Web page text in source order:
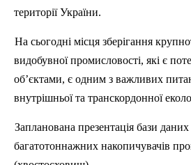
території України.
На сьогодні місця зберігання
видобувної промисловості, які є
об’єктами, є одним з важливих
внутрішньоїта транскордонної
Запланована презентація бази даних
багатотоннажних накопичувачів